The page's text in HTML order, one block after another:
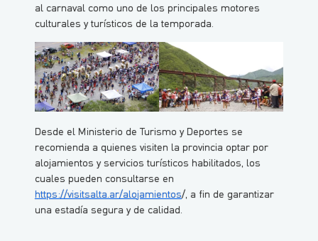
al carnaval como uno de los principales motores
culturales y turísticos de la temporada.
Desde el Ministerio de Turismo y Deportes se
recomienda a quienes visiten la provincia optar por
alojamientos y servicios turísticos habilitados, los
cuales pueden consultarse en
https://visitsalta.ar/alojamientos/, a fin de garantizar
una estadía segura y de calidad.